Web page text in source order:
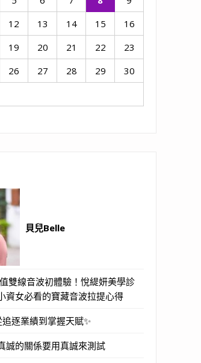
12 13 14 15
16
19 20 21 22
23
26 27 28 29
30
貝兒Belle
值雙線音波初體驗！悅緹妍美學診
資女必看的寶藏音波拉提心得
逐業績到掌握天賦✨
誠的關係要用真誠來測試